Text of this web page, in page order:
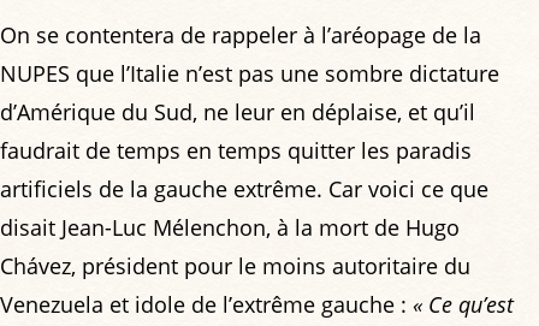
On se contentera de rappeler à l’aréopage de la
NUPES que l’Italie n’est pas une sombre dictature
d’Amérique du Sud, ne leur en déplaise, et qu’il
faudrait de temps en temps quitter les paradis
artificiels de la gauche extrême. Car voici ce que
disait Jean-Luc Mélenchon, à la mort de Hugo
Chávez, président pour le moins autoritaire du
Venezuela et idole de l’extrême gauche : « Ce qu’est